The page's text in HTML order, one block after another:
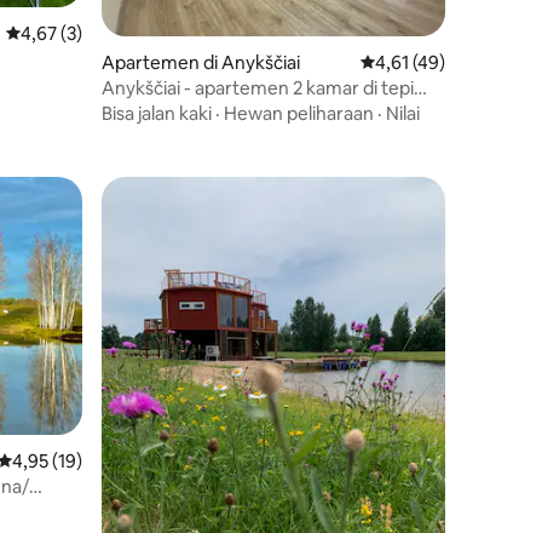
Nilai rata-rata 4,67 dari 5, 3 ulasan
4,67 (3)
Apartemen di Anykščiai Nilai rata-rata 4,61
4,61 (49)
Anykščiai - apartemen 2 kamar di tepi
kolam renang di Bangenis
Bisa jalan kaki · Hewan peliharaan · Nilai
rata-rata 4,95 dari 5, 19 ulasan
4,95 (19)